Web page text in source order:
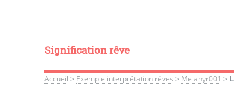
Signification rêve
Accueil > Exemple interprétation rêves > Melanyr001 >